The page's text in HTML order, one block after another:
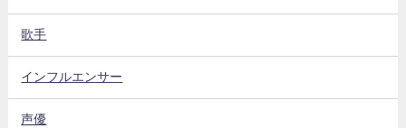
歌手
インフルエンサー
声優